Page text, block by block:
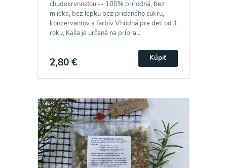
chudokrvnosťou -- 100% prírodná, bez
mlieka, bez lepku bez pridaného cukru,
konzervantov a farbív Vhodná pre deti od 1
roku, Kaša je určená na prípra...
2,80 € Kúpiť